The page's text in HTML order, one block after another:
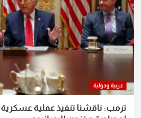
عربية ودولية
ترمب: ناقشنا تنفيذ عملية عسكرية